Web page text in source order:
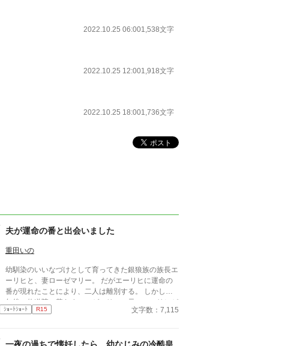
2022.10.25 06:001,538文字
2022.10.25 12:001,918文字
2022.10.25 18:001,736文字
夫が運命の番と出会いました
重田いの
幼馴染のいいなづけとして育ってきた銀狼族の族長エ
ーリヒと、妻ローゼマリー。 だがエーリヒに運命の
番が現れたことにより、二人は離別する。 しかし二
年後、修道院に暮らすローゼマリーの元へエーリヒが
現れ――!?
ｼｮｰﾄｼｮｰﾄ R15 文字数：7,115